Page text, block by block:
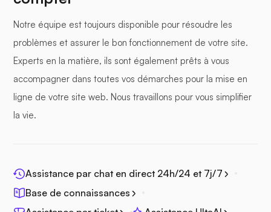
Notre équipe est toujours disponible pour résoudre les
problèmes et assurer le bon fonctionnement de votre site.
Experts en la matière, ils sont également prêts à vous
accompagner dans toutes vos démarches pour la mise en
ligne de votre site web. Nous travaillons pour vous simplifier
la vie.
Assistance par chat en direct 24h/24 et 7j/7
Base de connaissances